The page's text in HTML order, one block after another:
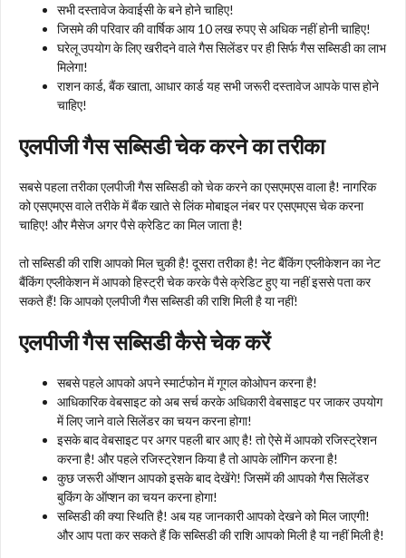
सभी दस्तावेज केवाईसी के बने होने चाहिए!
जिसमे की परिवार की वार्षिक आय 10 लख रुपए से अधिक नहीं होनी चाहिए!
घरेलू उपयोग के लिए खरीदने वाले गैस सिलेंडर पर ही सिर्फ गैस सब्सिडी का लाभ
मिलेगा!
राशन कार्ड, बैंक खाता, आधार कार्ड यह सभी जरूरी दस्तावेज आपके पास होने
चाहिए!
एलपीजी गैस सब्सिडी चेक करने का तरीका
सबसे पहला तरीका एलपीजी गैस सब्सिडी को चेक करने का एसएमएस वाला है! नागरिक
को एसएमएस वाले तरीके में बैंक खाते से लिंक मोबाइल नंबर पर एसएमएस चेक करना
चाहिए! और मैसेज अगर पैसे क्रेडिट का मिल जाता है!
तो सब्सिडी की राशि आपको मिल चुकी है! दूसरा तरीका है! नेट बैंकिंग एप्लीकेशन का नेट
बैंकिंग एप्लीकेशन में आपको हिस्ट्री चेक करके पैसे क्रेडिट हुए या नहीं इससे पता कर
सकते हैं! कि आपको एलपीजी गैस सब्सिडी की राशि मिली है या नहीं!
एलपीजी गैस सब्सिडी कैसे चेक करें
सबसे पहले आपको अपने स्मार्टफोन में गूगल कोओपन करना है!
आधिकारिक वेबसाइट को अब सर्च करके अधिकारी वेबसाइट पर जाकर उपयोग
में लिए जाने वाले सिलेंडर का चयन करना होगा!
इसके बाद वेबसाइट पर अगर पहली बार आए है! तो ऐसे में आपको रजिस्ट्रेशन
करना है! और पहले रजिस्ट्रेशन किया है तो आपके लॉगिन करना है!
कुछ जरूरी ऑप्शन आपको इसके बाद देखेंगे! जिसमें की आपको गैस सिलेंडर
बुकिंग के ऑप्शन का चयन करना होगा!
सब्सिडी की क्या स्थिति है! अब यह जानकारी आपको देखने को मिल जाएगी!
और आप पता कर सकते हैं कि सब्सिडी की राशि आपको मिली है या नहीं मिली है!